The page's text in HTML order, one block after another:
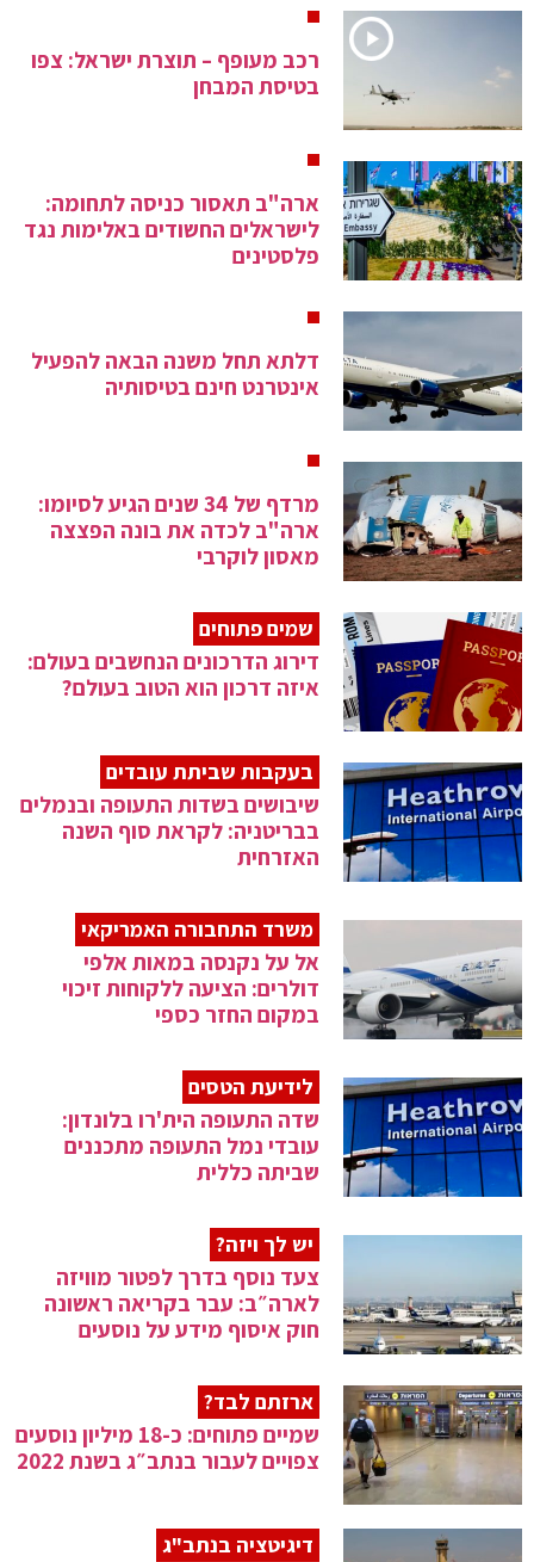
רכב מעופף – תוצרת ישראל: צפו
בטיסת המבחן
ארה"ב תאסור כניסה לתחומה:
לישראלים החשודים באלימות נגד
פלסטינים
דלתא תחל משנה הבאה להפעיל
אינטרנט חינם בטיסותיה
מרדף של 34 שנים הגיע לסיומו:
ארה"ב לכדה את בונה הפצצה
מאסון לוקרבי
שמים פתוחים
דירוג הדרכונים הנחשבים בעולם:
איזה דרכון הוא הטוב בעולם?
בעקבות שביתת עובדים
שיבושים בשדות התעופה ובנמלים
בבריטניה: לקראת סוף השנה
האזרחית
משרד התחבורה האמריקאי
אל על נקנסה במאות אלפי
דולרים: הציעה ללקוחות זיכוי
במקום החזר כספי
לידיעת הטסים
שדה התעופה הית'רו בלונדון:
עובדי נמל התעופה מתכננים
שביתה כללית
יש לך ויזה?
צעד נוסף בדרך לפטור מוויזה
לארה״ב: עבר בקריאה ראשונה
חוק איסוף מידע על נוסעים
ארזתם לבד?
שמיים פתוחים: כ-18 מיליון נוסעים
צפויים לעבור בנתב״ג בשנת 2022
דיגיטציה בנתב"ג